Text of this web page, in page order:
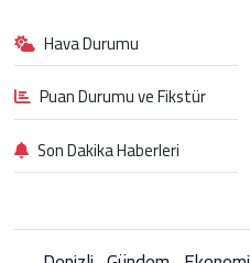
Hava Durumu
Puan Durumu ve Fikstür
Son Dakika Haberleri